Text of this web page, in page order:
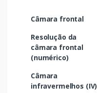
Câmara frontal
Resolução da
câmara frontal
(numérico)
Câmara
infravermelhos (IV)